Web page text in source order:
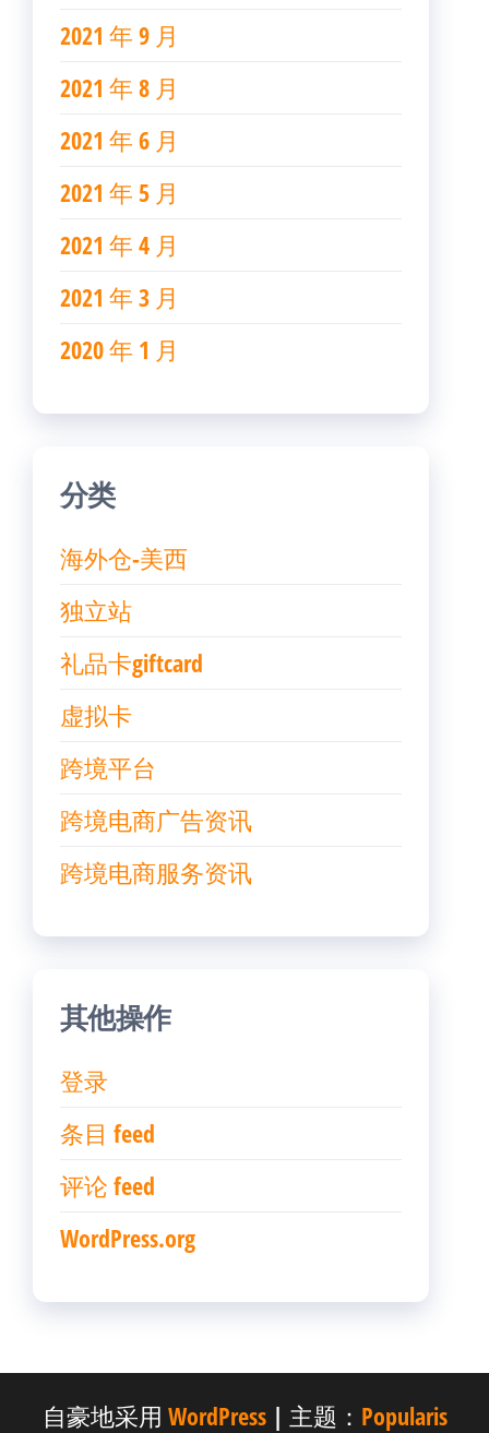
2021 年 9 月
2021 年 8 月
2021 年 6 月
2021 年 5 月
2021 年 4 月
2021 年 3 月
2020 年 1 月
分类
海外仓-美西
独立站
礼品卡giftcard
虚拟卡
跨境平台
跨境电商广告资讯
跨境电商服务资讯
其他操作
登录
条目 feed
评论 feed
WordPress.org
自豪地采用 WordPress | 主题： Popularis